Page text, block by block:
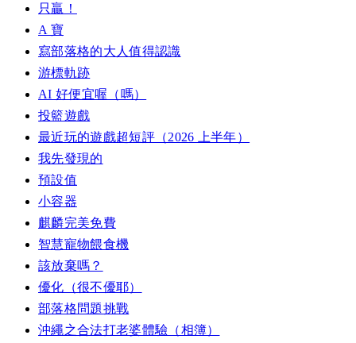
只贏！
A 寶
寫部落格的大人值得認識
游標軌跡
AI 好便宜喔（嗎）
投籃遊戲
最近玩的遊戲超短評（2026 上半年）
我先發現的
預設值
小容器
麒麟完美免費
智慧寵物餵食機
該放棄嗎？
優化（很不優耶）
部落格問題挑戰
沖繩之合法打老婆體驗（相簿）